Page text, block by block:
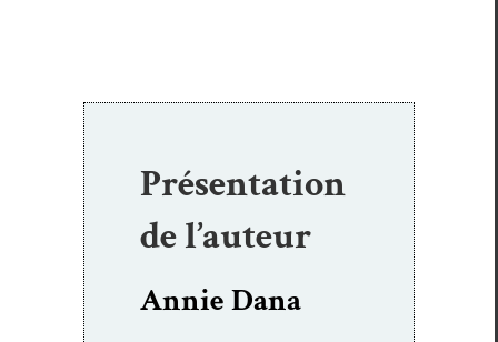
Présentation
de l’auteur
Annie Dana